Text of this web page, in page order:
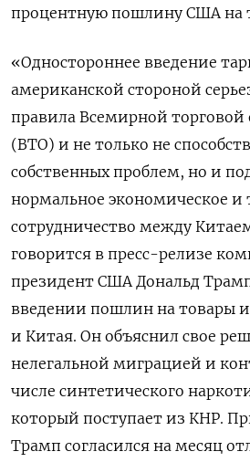
процентную пошлину США на
«Одностороннее введение
американской стороной
правила Всемирной торговой
(ВТО) и не только не
собственных проблем, но и
нормальное экономическое и
сотрудничество между
говорится в пресс-релизе
президент США Дональд
введении пошлин на товары
и Китая. Он объяснил свое
нелегальной миграцией и
числе синтетического
который поступает из КНР.
Трамп согласился на месяц